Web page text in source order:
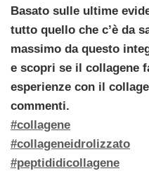
Basato sulle ultime
tutto quello che c’è da
massimo da questo
e scopri se il collagene
esperienze con il
commenti.
#collagene
#collageneidrolizzato
#peptididicollagene